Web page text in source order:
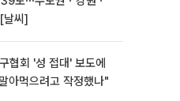
날씨]
협회 '성 접대' 보도에
아먹으려고 작정했나"